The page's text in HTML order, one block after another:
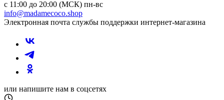
с 11:00 до 20:00 (МСК) пн-вс
info@madamecoco.shop
Электронная почта службы поддержки интернет-магазина
или напишите нам в соцсетях